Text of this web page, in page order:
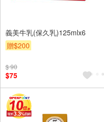
義美牛乳(保久乳)125mlx6
贈$200
$ 90
$75